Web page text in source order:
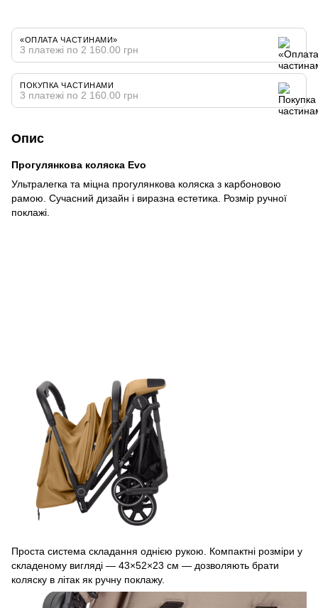
«ОПЛАТА ЧАСТИНАМИ»
3 платежі по 2 160.00 грн
ПОКУПКА ЧАСТИНАМИ
3 платежі по 2 160.00 грн
Опис
Прогулянкова коляска Evo
Ультралегка та міцна прогулянкова коляска з карбоновою
рамою. Сучасний дизайн і виразна естетика. Розмір ручної
поклажі.
Проста система складання однією рукою. Компактні розміри у
складеному вигляді — 43×52×23 см — дозволяють брати
коляску в літак як ручну поклажу.